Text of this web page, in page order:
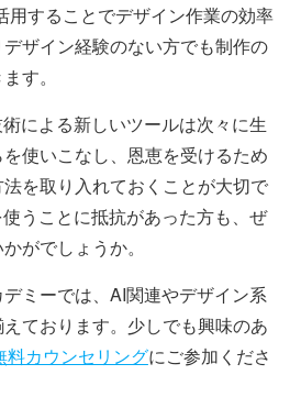
用することでデザイン作業の効率
ザイン経験のない方でも制作の
す。
による新しいツールは次々に生
使いこなし、恩恵を受けるため
を取り入れておくことが大切で
うことに抵抗があった方も、ぜ
がでしょうか。
ミーでは、AI関連やデザイン系
ております。少しでも興味のあ
料カウンセリングにご参加くださ